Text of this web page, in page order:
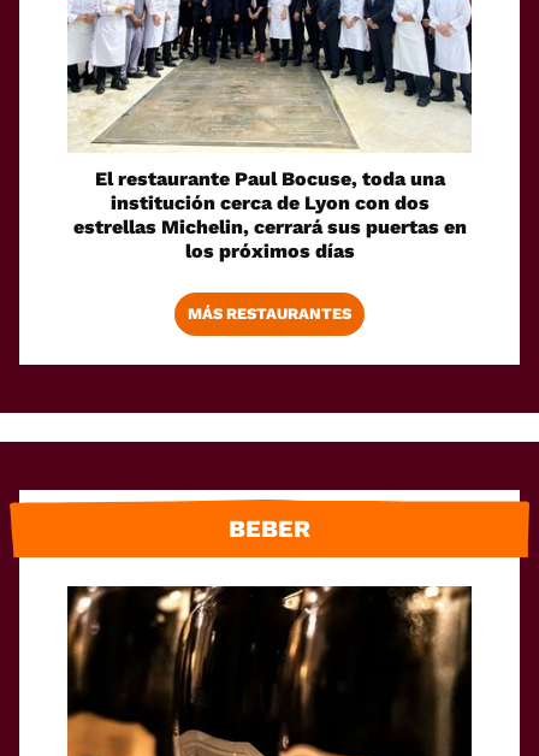
El restaurante Paul Bocuse, toda una
institución cerca de Lyon con dos
estrellas Michelin, cerrará sus puertas en
los próximos días
MÁS RESTAURANTES
BEBER